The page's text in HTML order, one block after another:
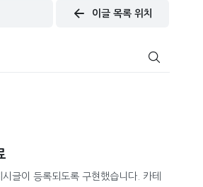
이글 목록 위치
글이 등록되도록 구현했습니다. 카테